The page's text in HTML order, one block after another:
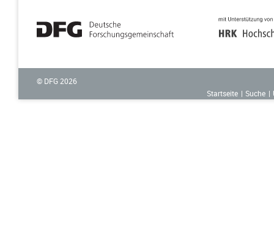
© DFG 2026
Startseite
Suche